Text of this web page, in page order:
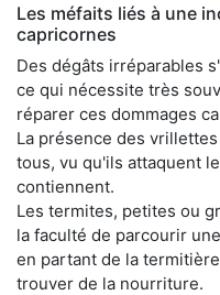
Les méfaits liés à une
capricornes
Des dégâts irréparables
ce qui nécessite très
réparer ces dommages
La présence des
tous, vu qu'ils attaquent
contiennent.
Les termites, petites ou
la faculté de parcourir
en partant de la
trouver de la nourriture.